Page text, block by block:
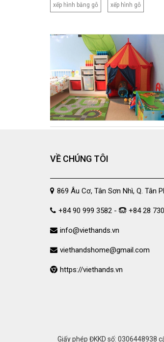
xếp hình bằng gỗ xếp hình gỗ
VỀ CHÚNG TÔI
869 Âu Cơ, Tân Sơn Nhì, Q. Tân
+84 90 999 3582 - +84 28
info@viethands.vn
viethandshome@gmail.com
https://viethands.vn
Giấy phép ĐKKD số: 0306448938